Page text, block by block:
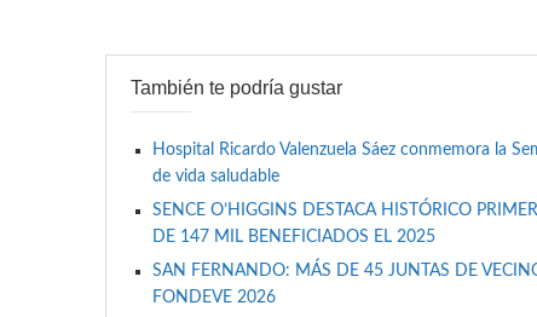
También te podría gustar
Hospital Ricardo Valenzuela Sáez conmemora la
de vida saludable
SENCE O’HIGGINS DESTACA HISTÓRICO
DE 147 MIL BENEFICIADOS EL 2025
SAN FERNANDO: MÁS DE 45 JUNTAS DE
FONDEVE 2026